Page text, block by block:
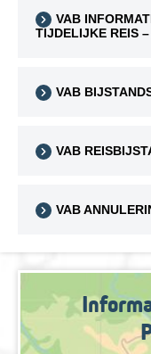
VAB
TIJDELIJKE REIS
VAB
VAB
VAB